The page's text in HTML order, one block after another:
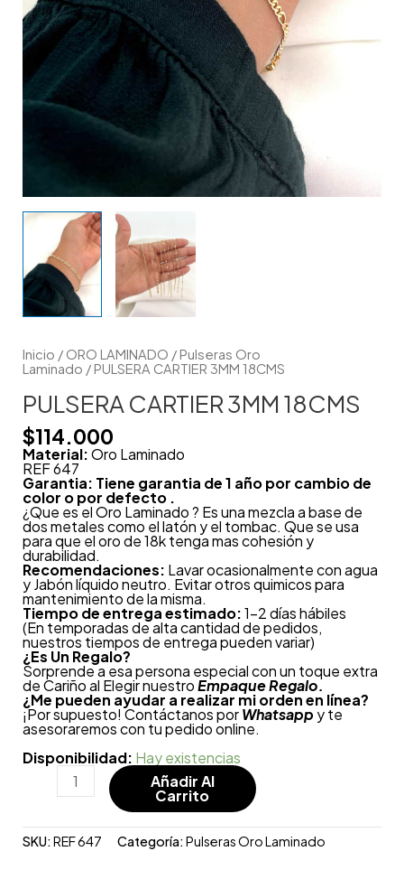
Inicio / ORO LAMINADO /Pulseras Oro
Laminado / PULSERA CARTIER 3MM 18CMS
PULSERA CARTIER 3MM 18CMS
$114.000
Material:Oro Laminado
REF 647
Garantia: Tiene garantia de 1 año por cambio de
color o por defecto .
¿Que es el Oro Laminado ? Es una mezcla a base de
dos metales como el latón y el tombac. Que se usa
para que el oro de 18k tenga mas cohesión y
durabilidad.
Recomendaciones: Lavar ocasionalmente con agua
y Jabón líquido neutro. Evitar otros quimicos para
mantenimiento de la misma.
Tiempo de entrega estimado:1-2 días hábiles
(En temporadas de alta cantidad de pedidos,
nuestros tiempos de entrega pueden variar)
¿Es Un Regalo?
Sorprende a esa persona especial con un toque extra
de Cariño al Elegir nuestroEmpaque Regalo.
¿Me pueden ayudar a realizar mi orden en línea?
¡Por supuesto! Contáctanos porWhatsapp y te
asesoraremos con tu pedido online.
Disponibilidad: Hay existencias
Añadir Al
Carrito
SKU:REF 647 Categoría:Pulseras Oro Laminado